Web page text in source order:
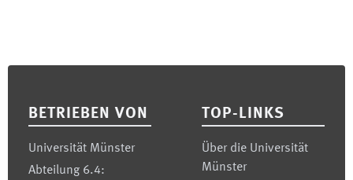
BETRIEBEN VON
Universität Münster
Abteilung 6.4:
TOP-LINKS
Über die Universität
Münster